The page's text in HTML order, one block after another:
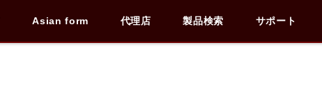
Asian form 代理店 製品検索 サポート